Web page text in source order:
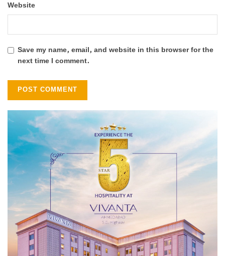
Website
Save my name, email, and website in this browser for the
next time I comment.